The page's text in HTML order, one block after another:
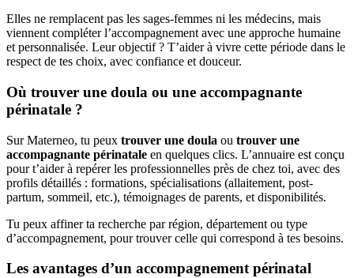
Elles ne remplacent pas les sages-femmes ni les médecins, mais
viennent compléter l’accompagnement avec une approche humaine
et personnalisée. Leur objectif ? T’aider à vivre cette période dans le
respect de tes choix, avec confiance et douceur.
Où trouver une doula ou une accompagnante
périnatale ?
Sur Materneo, tu peux trouver une doula ou trouver une
accompagnante périnatale en quelques clics. L’annuaire est conçu
pour t’aider à repérer les professionnelles près de chez toi, avec des
profils détaillés : formations, spécialisations (allaitement, post-
partum, sommeil, etc.), témoignages de parents, et disponibilités.
Tu peux affiner ta recherche par région, département ou type
d’accompagnement, pour trouver celle qui correspond à tes besoins.
Les avantages d’un accompagnement périnatal